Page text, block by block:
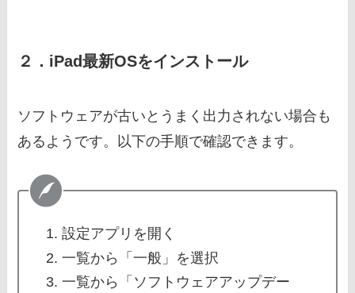
２．iPad最新OSをインストール
ソフトウェアが古いとうまく出力されない場合も
あるようです。以下の手順で確認できます。
設定アプリを開く
一覧から「一般」を選択
一覧から「ソフトウェアアップデー